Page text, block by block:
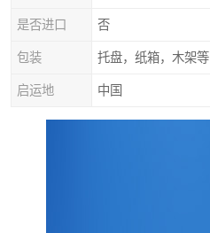
是否进口 否
包装 托盘，纸箱，木架等
启运地 中国